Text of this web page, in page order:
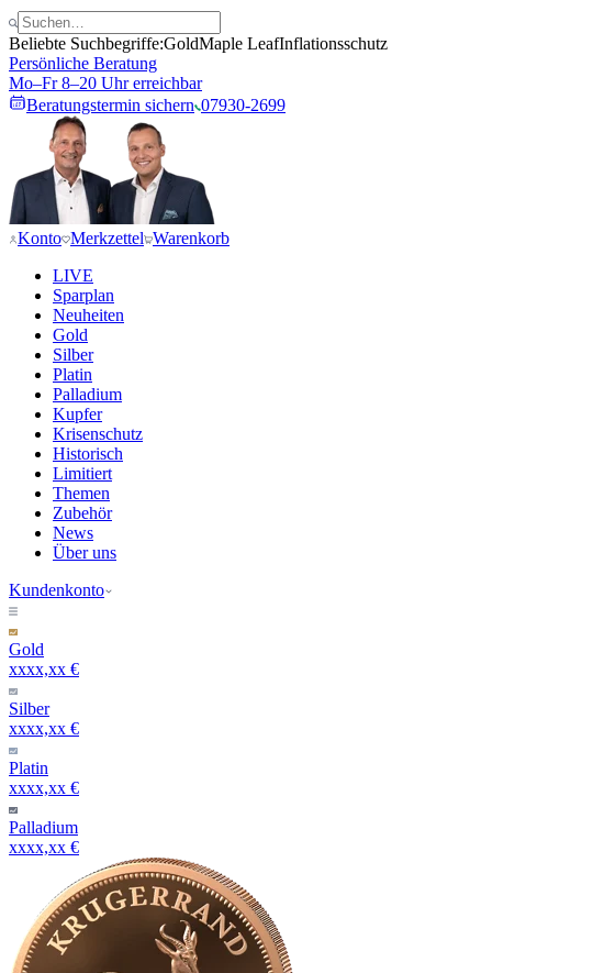
Beliebte Suchbegriffe:GoldMaple LeafInflationsschutz
Persönliche Beratung
Mo–Fr 8–20 Uhr erreichbar
Beratungstermin sichern 07930-2699
Konto Merkzettel Warenkorb
LIVE
Sparplan
Neuheiten
Gold
Silber
Platin
Palladium
Kupfer
Krisenschutz
Historisch
Limitiert
Themen
Zubehör
News
Über uns
Kundenkonto
Gold
xxxx,xx €
Silber
xxxx,xx €
Platin
xxxx,xx €
Palladium
xxxx,xx €